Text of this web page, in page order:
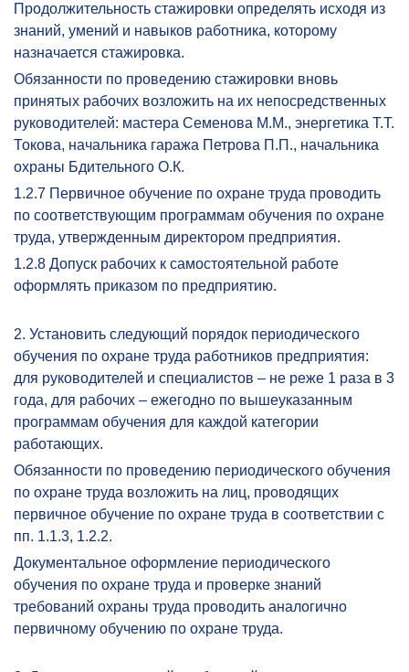
Продолжительность стажировки определять исходя из
знаний, умений и навыков работника, которому
назначается стажировка.
Обязанности по проведению стажировки вновь
принятых рабочих возложить на их непосредственных
руководителей: мастера Семенова М.М., энергетика Т.Т.
Токова, начальника гаража Петрова П.П., начальника
охраны Бдительного О.К.
1.2.7 Первичное обучение по охране труда проводить
по соответствующим программам обучения по охране
труда, утвержденным директором предприятия.
1.2.8 Допуск рабочих к самостоятельной работе
оформлять приказом по предприятию.
2. Установить следующий порядок периодического
обучения по охране труда работников предприятия:
для руководителей и специалистов – не реже 1 раза в 3
года, для рабочих – ежегодно по вышеуказанным
программам обучения для каждой категории
работающих.
Обязанности по проведению периодического обучения
по охране труда возложить на лиц, проводящих
первичное обучение по охране труда в соответствии с
пп. 1.1.3, 1.2.2.
Документальное оформление периодического
обучения по охране труда и проверке знаний
требований охраны труда проводить аналогично
первичному обучению по охране труда.